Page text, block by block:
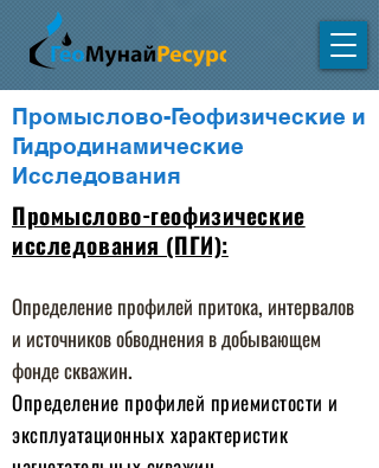
Промыслово-Геофизические и
Гидродинамические
Исследования
Промыслово-геофизические
исследования (ПГИ):
Определение профилей притока, интервалов
и источников обводнения в добывающем
фонде скважин.
Определение профилей приемистости и
эксплуатационных характеристик